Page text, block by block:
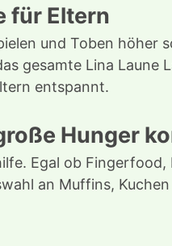
für Eltern
und Toben höher
gesamte Lina
entspannt.
Hunger
Egal ob
an Muffins,